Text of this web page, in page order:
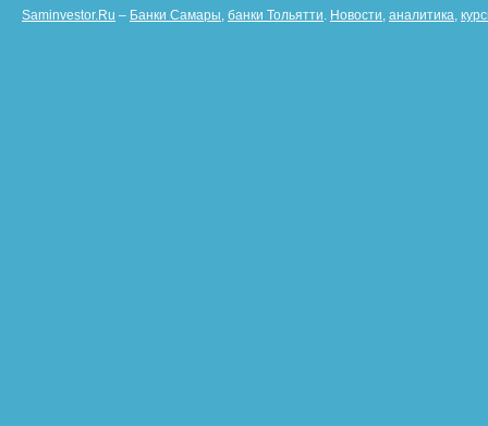
Saminvestor.Ru – Банки Самары банки Тольятти Новости аналитика